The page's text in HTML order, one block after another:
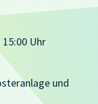
15:00 Uhr
und